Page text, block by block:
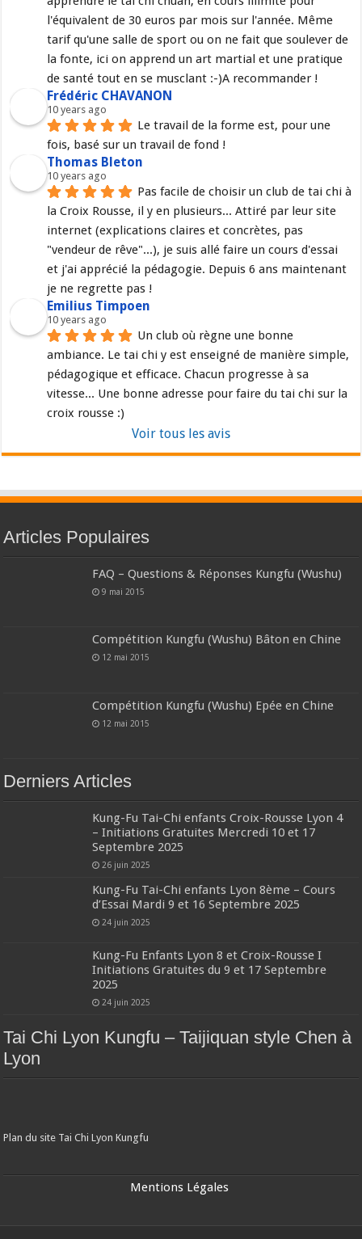
l'équivalent de 30 euros par mois sur l'année. Même
tarif qu'une salle de sport ou on ne fait que soulever de
la fonte, ici on apprend un art martial et une pratique
de santé tout en se musclant :-)A recommander !
Frédéric CHAVANON
10 years ago
Le travail de la forme est, pour une
fois, basé sur un travail de fond !
Thomas Bleton
10 years ago
Pas facile de choisir un club de tai chi à
la Croix Rousse, il y en plusieurs... Attiré par leur site
internet (explications claires et concrètes, pas
"vendeur de rêve"...), je suis allé faire un cours d'essai
et j'ai apprécié la pédagogie. Depuis 6 ans maintenant
je ne regrette pas !
Emilius Timpoen
10 years ago
Un club où règne une bonne
ambiance. Le tai chi y est enseigné de manière simple,
pédagogique et efficace. Chacun progresse à sa
vitesse... Une bonne adresse pour faire du tai chi sur la
croix rousse :)
Voir tous les avis
Articles Populaires
FAQ – Questions & Réponses Kungfu (Wushu)
9 mai 2015
Compétition Kungfu (Wushu) Bâton en Chine
12 mai 2015
Compétition Kungfu (Wushu) Epée en Chine
12 mai 2015
Derniers Articles
Kung-Fu Tai-Chi enfants Croix-Rousse Lyon 4
– Initiations Gratuites Mercredi 10 et 17
Septembre 2025
26 juin 2025
Kung-Fu Tai-Chi enfants Lyon 8ème – Cours
d’Essai Mardi 9 et 16 Septembre 2025
24 juin 2025
Kung-Fu Enfants Lyon 8 et Croix-Rousse I
Initiations Gratuites du 9 et 17 Septembre
2025
24 juin 2025
Tai Chi Lyon Kungfu – Taijiquan style Chen à
Lyon
Plan du site Tai Chi Lyon Kungfu
Mentions Légales